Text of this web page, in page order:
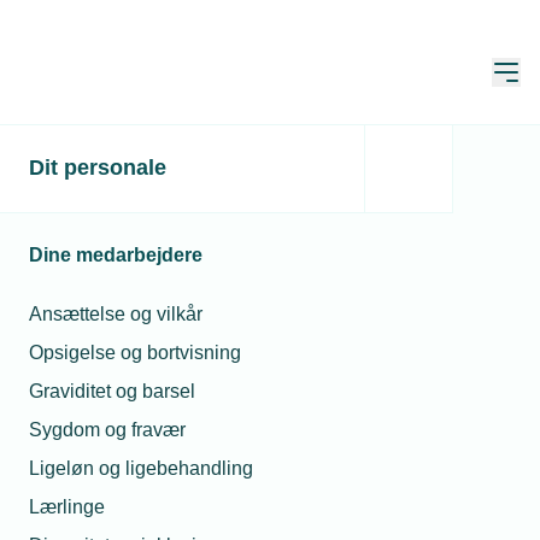
Dit personale
Dine medarbejdere
Ansættelse og vilkår
Opsigelse og bortvisning
Graviditet og barsel
Sygdom og fravær
Ligeløn og ligebehandling
Lærlinge
4-dages uge giver
maskinfabrikken
Publiceret: 29. sep. 2022